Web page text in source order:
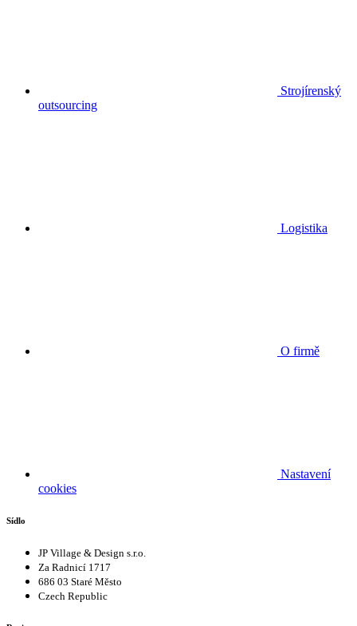
Strojírenský
outsourcing
Logistika
O firmě
Nastavení
cookies
Sídlo
JP Village & Design s.r.o.
Za Radnicí 1717
686 03 Staré Město
Czech Republic